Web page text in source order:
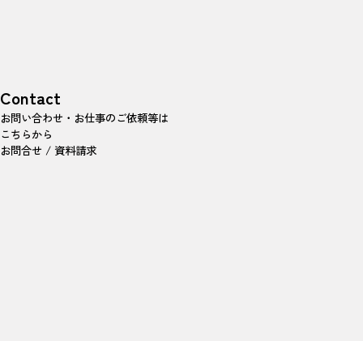
Contact
お問い合わせ・お仕事のご依頼等は
こちらから
お問合せ / 資料請求